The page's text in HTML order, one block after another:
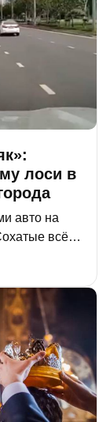
когда
водоемы.
лоси в
авто на
всё
в
как
по